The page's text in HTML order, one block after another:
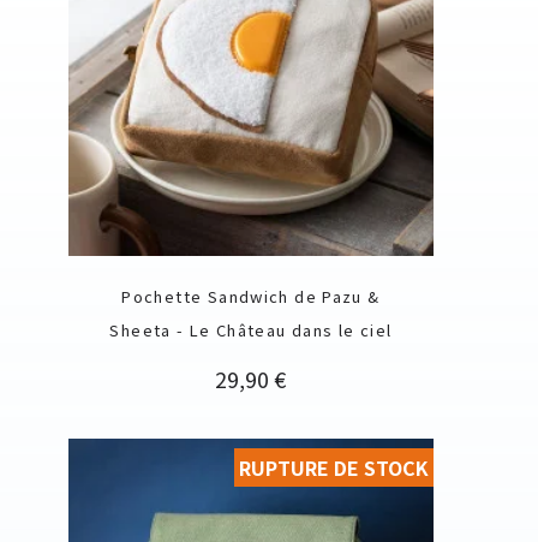
Pochette Sandwich de Pazu &
Sheeta - Le Château dans le ciel
Prix
29,90 €
RUPTURE DE STOCK